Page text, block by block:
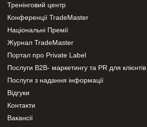
Тренінговий центр
Конференції TradeMaster
Національні Премії
Журнал TradeMaster
Портал про Private Label
Послуги В2В- маркетингу та PR для клієнтів
Послуги з надання інформації
Відгуки
Контакти
Вакансії